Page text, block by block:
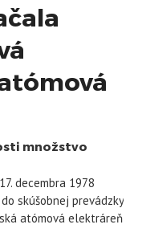
množstvo
decembra 1978
skúšobnej prevádzky
atómová elektráreň